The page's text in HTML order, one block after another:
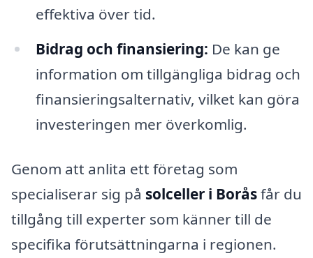
effektiva över tid.
Bidrag och finansiering: De kan ge
information om tillgängliga bidrag och
finansieringsalternativ, vilket kan göra
investeringen mer överkomlig.
Genom att anlita ett företag som
specialiserar sig på solceller i Boråsfår du
tillgång till experter som känner till de
specifika förutsättningarna i regionen.